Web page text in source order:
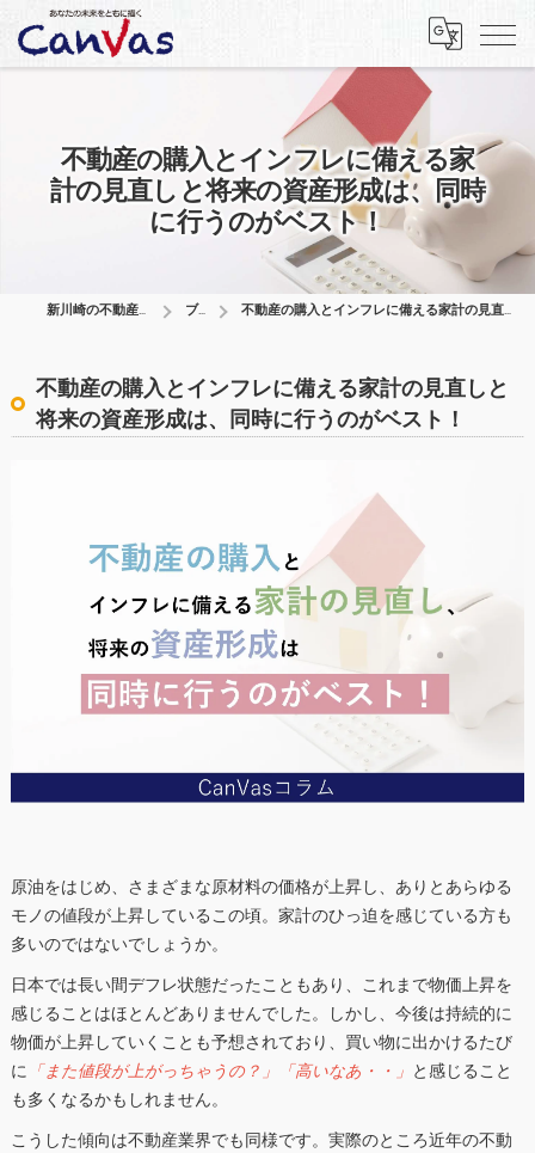
不動産の購入とインフレに備える家
計の見直しと将来の資産形成は、同時
に行うのがベスト！
新川崎の不動産はCanVas合同会社 ブログ 不動産の購入とインフレに備える家計の見直しと将来の資産形成は、同時に行うのがベスト！
不動産の購入とインフレに備える家計の見直しと
将来の資産形成は、同時に行うのがベスト！
原油をはじめ、さまざまな原材料の価格が上昇し、ありとあらゆる
モノの値段が上昇しているこの頃。家計のひっ迫を感じている方も
多いのではないでしょうか。
日本では長い間デフレ状態だったこともあり、これまで物価上昇を
感じることはほとんどありませんでした。しかし、今後は持続的に
物価が上昇していくことも予想されており、買い物に出かけるたび
に 「また値段が上がっちゃうの？」「高いなあ・・」 と感じること
も多くなるかもしれません。
こうした傾向は不動産業界でも同様です。実際のところ近年の不動